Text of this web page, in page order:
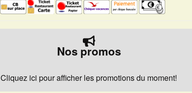
Nos promos
Cliquez ici pour afficher les promotions du moment!